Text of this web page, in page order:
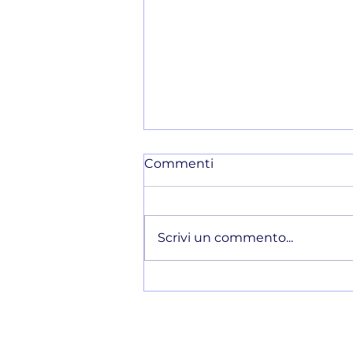
Commenti
Scrivi un commento...